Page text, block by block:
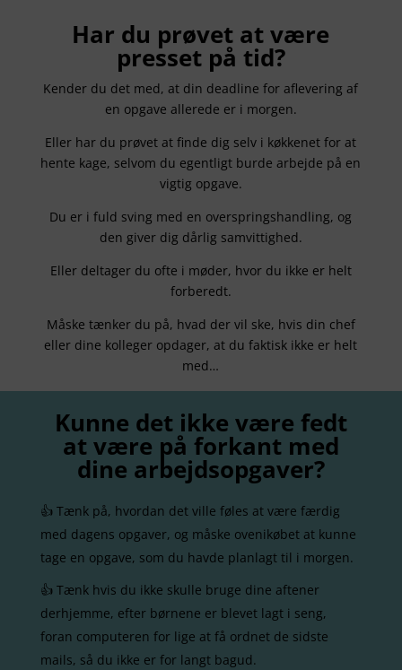
Har du prøvet at være
presset på tid?
Kender du det med, at din deadline for aflevering af
en opgave allerede er i morgen.
Eller har du prøvet at finde dig selv i køkkenet for at
hente kage, selvom du egentligt burde arbejde på en
vigtig opgave.
Du er i fuld sving med en overspringshandling, og
den giver dig dårlig samvittighed.
Eller deltager du ofte i møder, hvor du ikke er helt
forberedt.
Måske tænker du på, hvad der vil ske, hvis din chef
eller dine kolleger opdager, at du faktisk ikke er helt
med…
Kunne det ikke være fedt
at være på forkant med
dine arbejdsopgaver?
👍 Tænk på, hvordan det ville føles at være færdig
med dagens opgaver, og måske ovenikøbet at kunne
tage en opgave, som du havde planlagt til i morgen.
👍 Tænk hvis du ikke skulle bruge dine aftener
derhjemme, efter børnene er blevet lagt i seng,
foran computeren for lige at få ordnet de sidste
mails, så du ikke er for langt bagud.